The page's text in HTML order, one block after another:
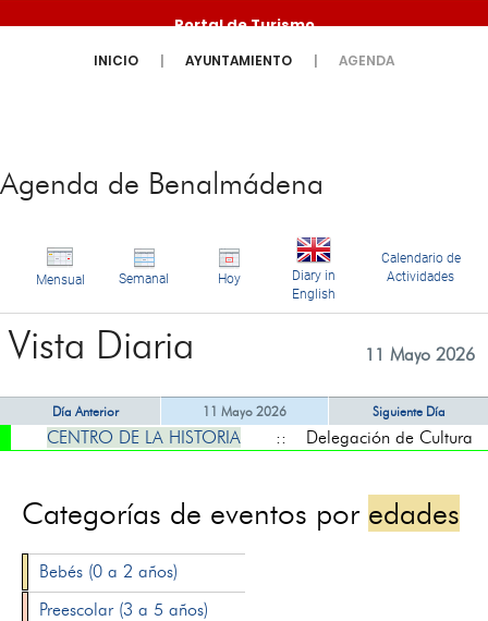
Portal de Turismo
INICIO AYUNTAMIENTO AGENDA
Agenda de Benalmádena
Mensual Semanal Hoy
Diary in
English
Calendario de
Actividades
Vista Diaria 11 Mayo 2026
Día Anterior 11 Mayo 2026 Siguiente Día
CENTRO DE LA HISTORIA :: Delegación de Cultura
Categorías de eventos por edades
Bebés (0 a 2 años)
Preescolar (3 a 5 años)